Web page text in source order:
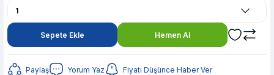
Sepete Ekle Hemen Al
Paylaş Yorum Yaz
Fiyatı Düşünce Haber Ver